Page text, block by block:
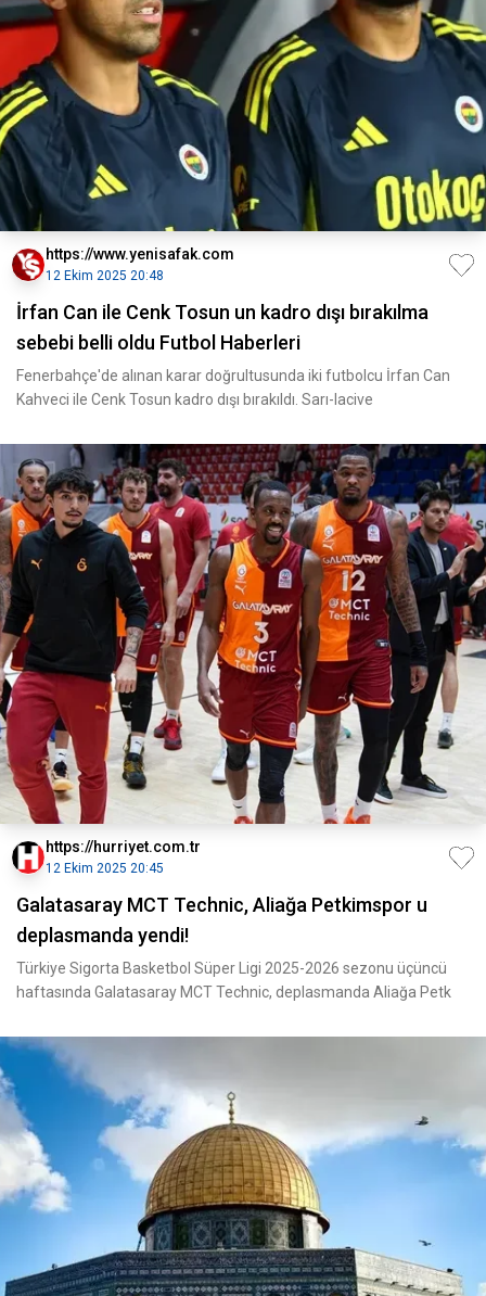
https://www.yenisafak.com
12 Ekim 2025 20:48
İrfan Can ile Cenk Tosun un kadro dışı bırakılma
sebebi belli oldu Futbol Haberleri
Fenerbahçe'de alınan karar doğrultusunda iki futbolcu İrfan Can
Kahveci ile Cenk Tosun kadro dışı bırakıldı. Sarı-lacive
https://hurriyet.com.tr
12 Ekim 2025 20:45
Galatasaray MCT Technic, Aliağa Petkimspor u
deplasmanda yendi!
Türkiye Sigorta Basketbol Süper Ligi 2025-2026 sezonu üçüncü
haftasında Galatasaray MCT Technic, deplasmanda Aliağa Petk